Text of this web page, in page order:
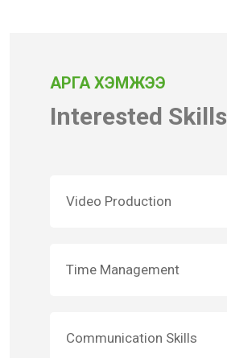
АРГА ХЭМЖЭЭ
Interested Skills
Video Production
Time Management
Communication Skills